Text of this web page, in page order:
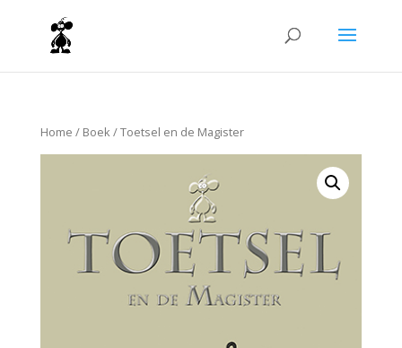
Home / Boek / Toetsel en de Magister